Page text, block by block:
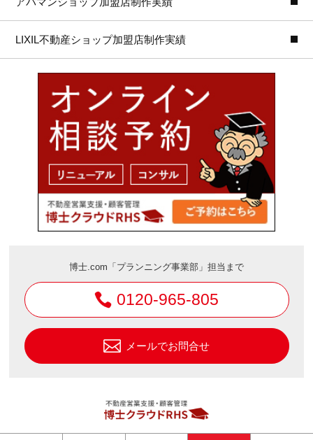
LIXIL不動産ショップ加盟店制作実績
博士.com「プランニング事業部」担当まで
0120-965-805
メールでお問合せ